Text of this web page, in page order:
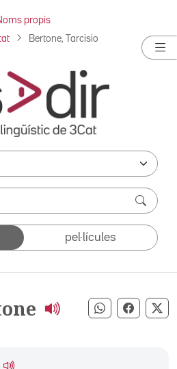
propis
Bertone, Tarcisio
pel·lícules
Compartir